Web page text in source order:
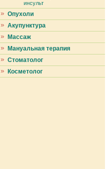
инсульт
Опухоли
Акупунктура
Массаж
Мануальная терапия
Стоматолог
Косметолог